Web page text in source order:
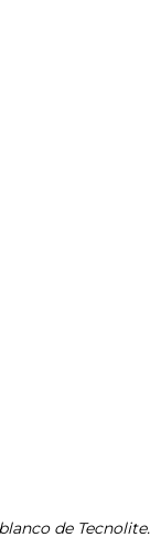
de Tecnolite.